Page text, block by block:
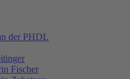
der PHDL
Fischer